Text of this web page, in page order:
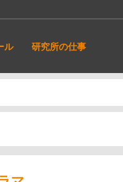
ル 研究所の仕事